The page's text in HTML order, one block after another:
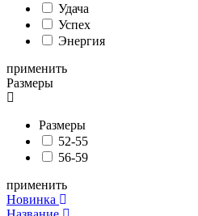
Удача
Успех
Энергия
применить
Размеры
Размеры
52-55
56-59
применить
Новинка